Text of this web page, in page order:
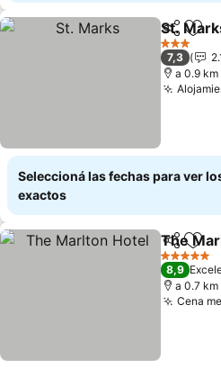
St.
3 Estrellas
7,3
a 0.9 km
Seleccioná las fechas para ver
exactos
The
5 Estrellas
8,9
a 0.7 km
Cena